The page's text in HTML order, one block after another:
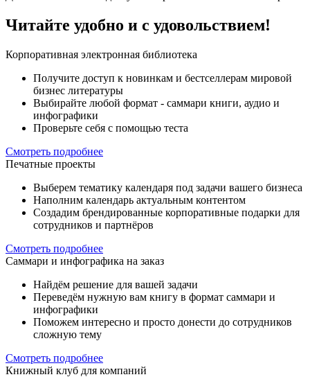
Читайте удобно и с удовольствием!
Корпоративная электронная библиотека
Получите доступ к новинкам и бестселлерам мировой
бизнес литературы
Выбирайте любой формат - саммари книги, аудио и
инфографики
Проверьте себя с помощью теста
Смотреть подробнее
Печатные проекты
Выберем тематику календаря под задачи вашего бизнеса
Наполним календарь актуальным контентом
Создадим брендированные корпоративные подарки для
сотрудников и партнёров
Смотреть подробнее
Саммари и инфографика на заказ
Найдём решение для вашей задачи
Переведём нужную вам книгу в формат саммари и
инфографики
Поможем интересно и просто донести до сотрудников
сложную тему
Смотреть подробнее
Книжный клуб для компаний